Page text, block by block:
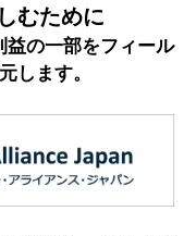
むために
益の一部をフィール
します。